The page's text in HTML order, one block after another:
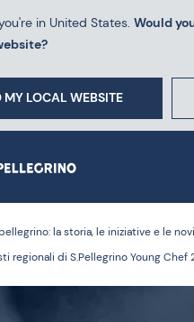
in United States. Would
MY LOCAL WEBSITE
la storia, le iniziative e le
regionali di S.Pellegrino Young Chef